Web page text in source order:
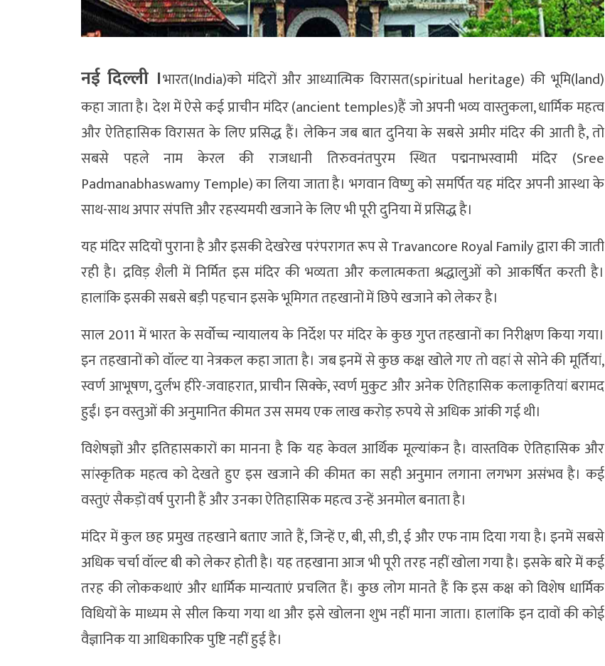
नई दिल्ली ।भारत(India)को मंदिरों और आध्यात्मिक विरासत(spiritual heritage) की भूमि(land)
कहा जाता है। देश में ऐसे कई प्राचीन मंदिर (ancient temples)हैं जो अपनी भव्य वास्तुकला, धार्मिक महत्व
और ऐतिहासिक विरासत के लिए प्रसिद्ध हैं। लेकिन जब बात दुनिया के सबसे अमीर मंदिर की आती है, तो
सबसे पहले नाम केरल की राजधानी तिरुवनंतपुरम स्थित पद्मनाभस्वामी मंदिर (Sree
Padmanabhaswamy Temple) का लिया जाता है। भगवान विष्णु को समर्पित यह मंदिर अपनी आस्था के
साथ-साथ अपार संपत्ति और रहस्यमयी खजाने के लिए भी पूरी दुनिया में प्रसिद्ध है।
यह मंदिर सदियों पुराना है और इसकी देखरेख परंपरागत रूप से Travancore Royal Family द्वारा की जाती
रही है। द्रविड़ शैली में निर्मित इस मंदिर की भव्यता और कलात्मकता श्रद्धालुओं को आकर्षित करती है।
हालांकि इसकी सबसे बड़ी पहचान इसके भूमिगत तहखानों में छिपे खजाने को लेकर है।
साल 2011 में भारत के सर्वोच्च न्यायालय के निर्देश पर मंदिर के कुछ गुप्त तहखानों का निरीक्षण किया गया।
इन तहखानों को वॉल्ट या नेत्रकल कहा जाता है। जब इनमें से कुछ कक्ष खोले गए तो वहां से सोने की मूर्तियां,
स्वर्ण आभूषण, दुर्लभ हीरे-जवाहरात, प्राचीन सिक्के, स्वर्ण मुकुट और अनेक ऐतिहासिक कलाकृतियां बरामद
हुईं। इन वस्तुओं की अनुमानित कीमत उस समय एक लाख करोड़ रुपये से अधिक आंकी गई थी।
विशेषज्ञों और इतिहासकारों का मानना है कि यह केवल आर्थिक मूल्यांकन है। वास्तविक ऐतिहासिक और
सांस्कृतिक महत्व को देखते हुए इस खजाने की कीमत का सही अनुमान लगाना लगभग असंभव है। कई
वस्तुएं सैकड़ों वर्ष पुरानी हैं और उनका ऐतिहासिक महत्व उन्हें अनमोल बनाता है।
मंदिर में कुल छह प्रमुख तहखाने बताए जाते हैं, जिन्हें ए, बी, सी, डी, ई और एफ नाम दिया गया है। इनमें सबसे
अधिक चर्चा वॉल्ट बी को लेकर होती है। यह तहखाना आज भी पूरी तरह नहीं खोला गया है। इसके बारे में कई
तरह की लोककथाएं और धार्मिक मान्यताएं प्रचलित हैं। कुछ लोग मानते हैं कि इस कक्ष को विशेष धार्मिक
विधियों के माध्यम से सील किया गया था और इसे खोलना शुभ नहीं माना जाता। हालांकि इन दावों की कोई
वैज्ञानिक या आधिकारिक पुष्टि नहीं हुई है।